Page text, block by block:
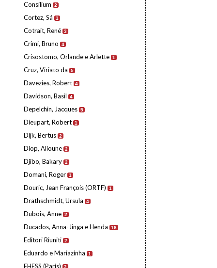
Consilium 2
Cortez, Sá 1
Cotrait, René 3
Crimi, Bruno 4
Crisostomo, Orlande e Arlette 1
Cruz, Viriato da 5
Davezies, Robert 4
Davidson, Basil 4
Depelchin, Jacques 5
Dieupart, Robert 1
Dijk, Bertus 2
Diop, Alioune 2
Djibo, Bakary 2
Domani, Roger 1
Douric, Jean François (ORTF) 1
Drathschmidt, Ursula 4
Dubois, Anne 2
Ducados, Anna-Jinga e Henda 16
Editori Riuniti 2
Eduardo e Mariazinha 1
EHESS (Paris) 2